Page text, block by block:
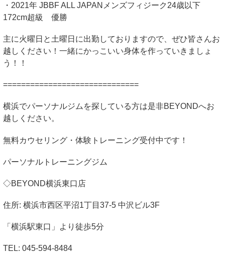
・ 2021年 JBBF ALL JAPAN メンズフィジーク 24歳以下
172cm超級 優勝
主に火曜日と土曜日に出勤しておりますので、ぜひ皆さんお
越しください！一緒にかっこいい身体を作っていきましょ
う！！
==============================
横浜でパーソナルジムを探している方は是非BEYONDへお
越しください。
無料カウセリング・体験トレーニング受付中です！
パーソナルトレーニングジム
◇BEYOND横浜東口店
住所: 横浜市西区平沼1丁目 37-5 中沢ビル3F
「横浜駅東口」より徒歩5分
TEL: 045-594-8484